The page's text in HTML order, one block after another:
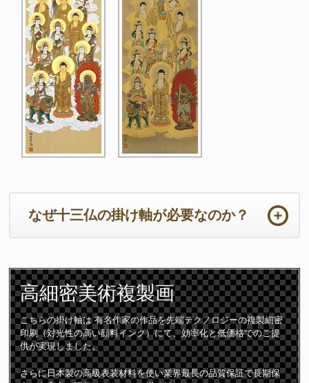
なぜ十三仏の掛け軸が必要なのか？
かと存じます。法要の本来の目的において重要なのは供養するため
のご住職の読経や仏壇です。仏壇周りは一番大切な所となります。
ご住職はじめ参列者が注目される場所となりますので仏壇仏具や床
の間の掛け軸は特に配慮が必要となります。
十三仏の掛け軸は初七日から三十三回忌までの合計「十三回の追善
供養」をつかさどる守護仏です。故人は十三の仏様に見守られなが
ら極楽浄土に導かれて成仏すると言われています。
高細密美術複製画
こちらの掛け軸は 有名作家の作品を先端テクノロジーの複製細密
印刷（対光性の高い顔料インク）にて、効率化と低価格でのご提
供が実現しました。
さらに日本製の高級表装材料を使い業界最長の品質保証で長期保